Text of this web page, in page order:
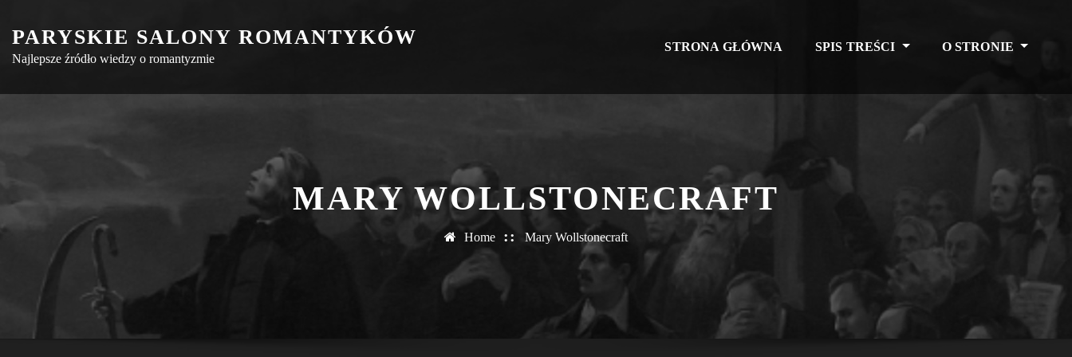
content
PARYSKIE SALONY ROMANTYKÓW
Najlepsze źródło wiedzy o romantyzmie
STRONA GŁÓWNA SPIS TREŚCI O STRONIE
MARY WOLLSTONECRAFT
Home Mary Wollstonecraft